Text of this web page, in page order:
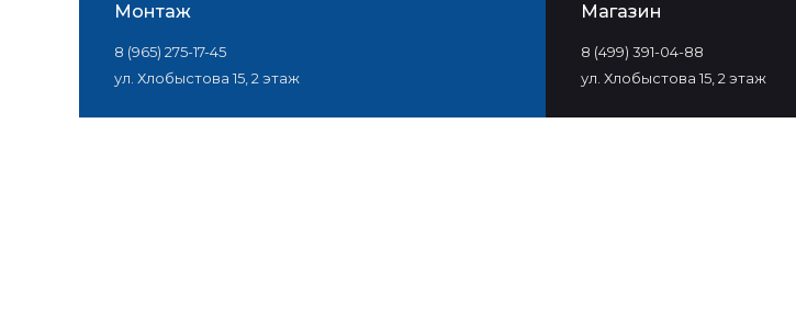
Монтаж
8 (965) 275-17-45
ул. Хлобыстова 15, 2 этаж
Магазин
8 (499) 391-04-88
ул. Хлобыстова 15, 2 этаж